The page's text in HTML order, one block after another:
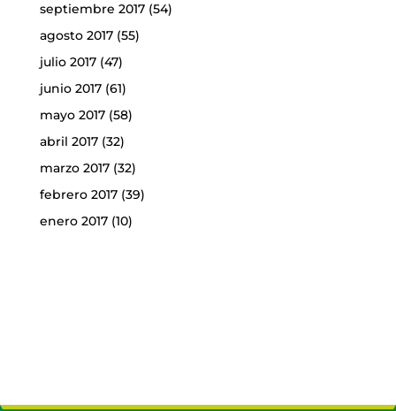
septiembre 2017(54)
agosto 2017(55)
julio 2017(47)
junio 2017(61)
mayo 2017(58)
abril 2017(32)
marzo 2017(32)
febrero 2017(39)
enero 2017(10)